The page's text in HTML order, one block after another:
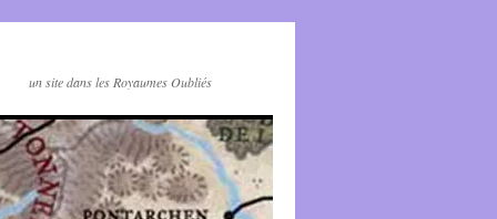
un site dans les Royaumes Oubliés